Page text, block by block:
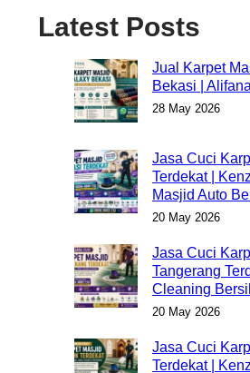
Latest Posts
Jual Karpet
Bekasi |
28 May 2026
Jasa Cuci
Terdekat |
Masjid Auto
20 May 2026
Jasa Cuci
Tangerang
Cleaning
20 May 2026
Jasa Cuci
Terdekat |